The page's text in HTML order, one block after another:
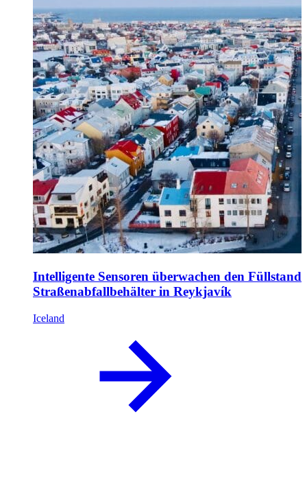
Intelligente Sensoren überwachen den Füllstand
Straßenabfallbehälter in Reykjavík
Iceland